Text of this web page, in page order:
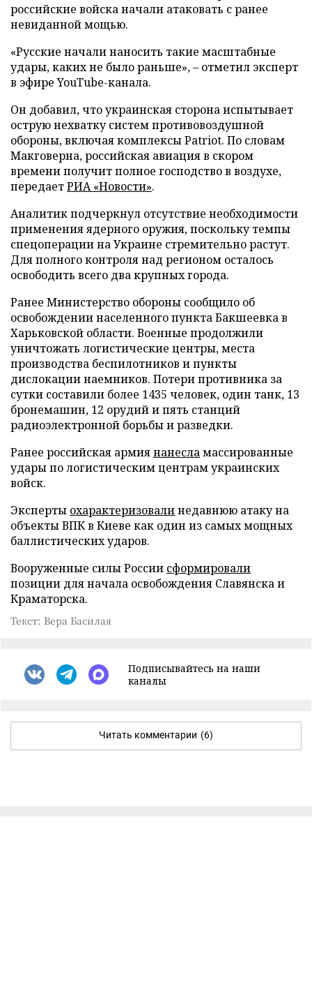
российские войска начали атаковать с ранее
невиданной мощью.
«Русские начали наносить такие масштабные
удары, каких не было раньше», – отметил эксперт
в эфире YouTube-канала.
Он добавил, что украинская сторона испытывает
острую нехватку систем противовоздушной
обороны, включая комплексы Patriot. По словам
Макговерна, российская авиация в скором
времени получит полное господство в воздухе,
передаетРИА «Новости».
Аналитик подчеркнул отсутствие необходимости
применения ядерного оружия, поскольку темпы
спецоперации на Украине стремительно растут.
Для полного контроля над регионом осталось
освободить всего два крупных города.
Ранее Министерство обороны сообщило об
освобождении населенного пункта Бакшеевка в
Харьковской области. Военные продолжили
уничтожать логистические центры, места
производства беспилотников и пункты
дислокации наемников. Потери противника за
сутки составили более 1435 человек, один танк, 13
бронемашин, 12 орудий и пять станций
радиоэлектронной борьбы и разведки.
Ранее российская армиянанесламассированные
удары по логистическим центрам украинских
войск.
Эксперты охарактеризовалинедавнюю атаку на
объекты ВПК в Киеве как один из самых мощных
баллистических ударов.
Вооруженные силы России сформировали
позиции для начала освобождения Славянска и
Краматорска.
Текст: Вера Басилая
Подписывайтесь на наши
каналы
Читать комментарии (6)